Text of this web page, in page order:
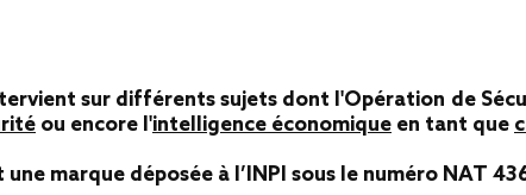
sur différents sujets dont l'Opération de
ou encore l'intelligence économique en tant que
une marque déposée à l’INPI sous le numéro NAT